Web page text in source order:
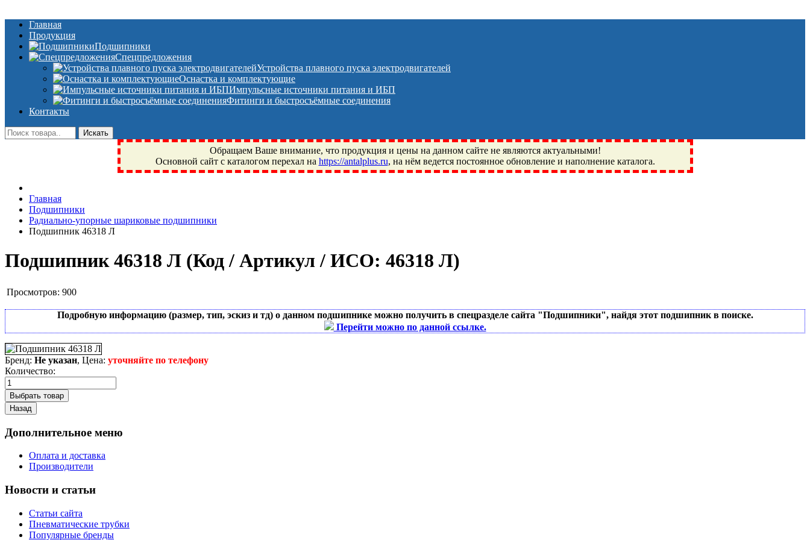
Главная
Продукция
Подшипники
Спецпредложения
Устройства плавного пуска электродвигателей
Оснастка и комплектующие
Импульсные источники питания и ИБП
Фитинги и быстросъёмные соединения
Контакты
Обращаем Ваше внимание, что продукция и цены на данном сайте не являются актуальными!
Основной сайт с каталогом перехал на https://antalplus.ru, на нём ведется постоянное обновление и наполнение каталога.
Фрязино, Антал+, плюс, Свердловский, Загорянский, Юбилейный, Щелково, Москва, Пушкино, Королёв, Балашиха, Фряново, Монино, Ивантеевка, подшипники, пневматика, метизы,
техника, сварочные аппараты, NIS, NSK, JED, KPT, NXZ, ГПЗ, Neutral, WHX, ZWZ, CRAFT, СПЗ-4, NECTECH, KG, LQY, DPI, BSN, SPZ, РФ, BMZ, ХАРП, CX, РОЛТОМ, APZ, FBJ, KYK,
NTN, SKF, купить, заказать
Главная
Подшипники
Радиально-упорные шариковые подшипники
Подшипник 46318 Л
Подшипник 46318 Л (Код / Артикул / ИСО: 46318 Л)
Просмотров: 900
Подробную информацию (размер, тип, эскиз и тд) о данном подшипнике можно получить в спецразделе сайта "Подшипники", найдя этот подшипник в поиске.
Перейти можно по данной ссылке.
Бренд: Не указан, Цена: уточняйте по телефону
Количество:
Дополнительное меню
Оплата и доставка
Производители
Новости и статьи
Статьи сайта
Пневматические трубки
Популярные бренды